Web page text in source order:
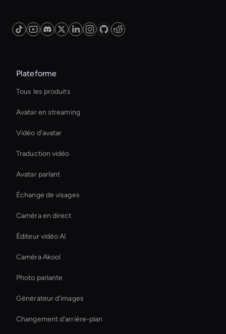
and scalable training solutions across various
sectors.
Plateforme
Tous les produits
Avatar en streaming
Vidéo d'avatar
Traduction vidéo
Avatar parlant
Échange de visages
Caméra en direct
Éditeur vidéo AI
Caméra Akool
Photo parlante
Générateur d'images
Changement d'arrière-plan